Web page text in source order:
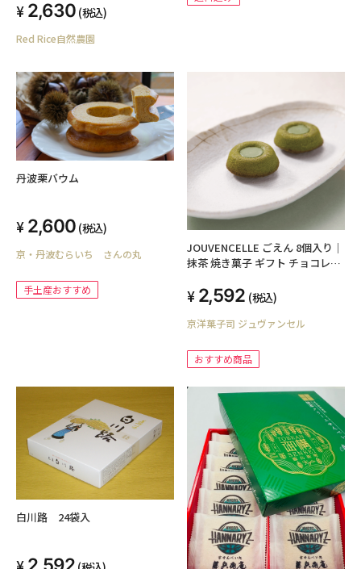
2,630 (税込)
Red Rice自然農園
丹波栗バウム
2,600 (税込)
京・丹波むらいち さんの丸
手土産おすすめ
JOUVENCELLE ごえん 8個入り｜
抹茶 焼き菓子 ギフト チョコレー
2,592 (税込)
京洋菓子司 ジュヴァンセル
おすすめ商品
白川路 24袋入
2,592